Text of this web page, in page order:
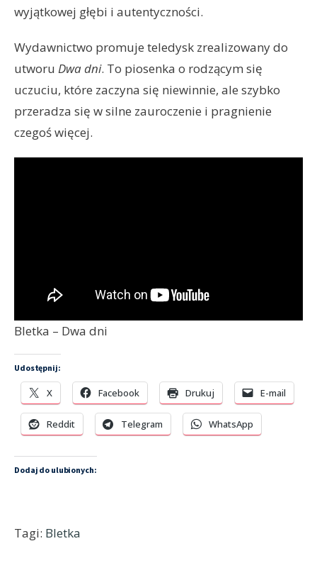
wyjątkowej głębi i autentyczności.
Wydawnictwo promuje teledysk zrealizowany do
utworu Dwa dni. To piosenka o rodzącym się
uczuciu, które zaczyna się niewinnie, ale szybko
przeradza się w silne zauroczenie i pragnienie
czegoś więcej.
Bletka – Dwa dni
Udostępnij:
X Facebook Drukuj E-mail
Reddit Telegram WhatsApp
Dodaj do ulubionych:
Tagi: Bletka